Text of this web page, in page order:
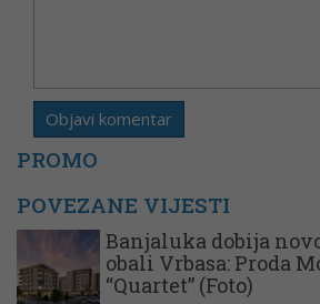
PROMO
POVEZANE VIJESTI
Banjaluka dobija
obali Vrbasa: Proda
“Quartet” (Foto)